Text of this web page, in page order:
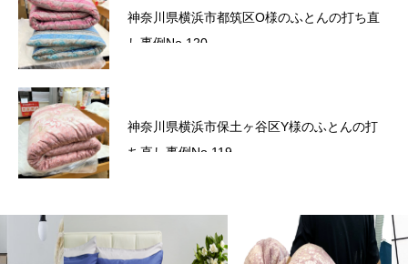
神奈川県横浜市都筑区O様のふとんの打ち直
し事例No.120
神奈川県横浜市保土ヶ谷区Y様のふとんの打
ち直し事例No.119
かながわトクトクキャンペーン！『かなト
ク！』
六角橋商店街プレミアム商品券のお知らせ